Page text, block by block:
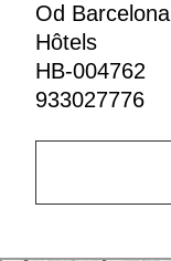
Od Barcelona
Hôtels
HB-004762
933027776